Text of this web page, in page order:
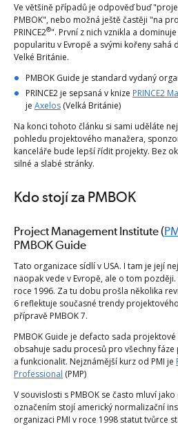
Ve většině případů je odpověď buď
PMBOK", nebo možná ještě častěji "na
PRINCE2®". První z nich vznikla a
popularitu v Evropě a svými kořeny
Velké Británie.
PMBOK Guide je standard vydaný
PRINCE2 je sepsaná v knize PRINCE2
je Axelos(Velká Británie)
Na konci tohoto článku si sami uděláte
pohledu projektového manažera,
kanceláře bude lepší řídit projekty. Bez
silné a slabé stránky.
Kdo stojí za PMBOK
Project Management Institute (
PMBOK Guide
Tato organizace sídlí v USA. I tam je její
naopak vede v Evropě, ale o tom později.
roce 1996. Za tu dobu prošla několika
6 reflektuje současné trendy
přípravě PMBOK 7.
PMBOK Guide je defacto sada
obsahuje sadu procesů pro všechny
a funkcionalit. Nejznámější kurz od PMI je
Professional (PMP)
V souvislosti s PMBOK se často mluví
označením stojí americký normalizační
organizaci PMI v roce 1998 statut tvůrce